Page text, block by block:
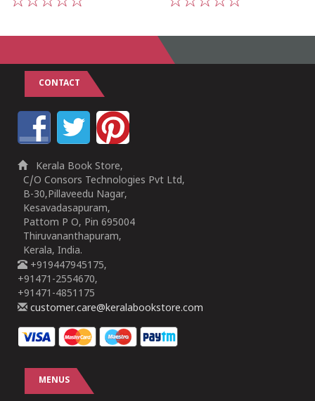
CONTACT
Kerala Book Store,
C/O Consors Technologies Pvt Ltd,
B-30,Pillaveedu Nagar,
Kesavadasapuram,
Pattom P O, Pin 695004
Thiruvananthapuram,
Kerala, India.
+919447945175,
+91471-2554670,
+91471-4851175
customer.care@keralabookstore.com
MENUS